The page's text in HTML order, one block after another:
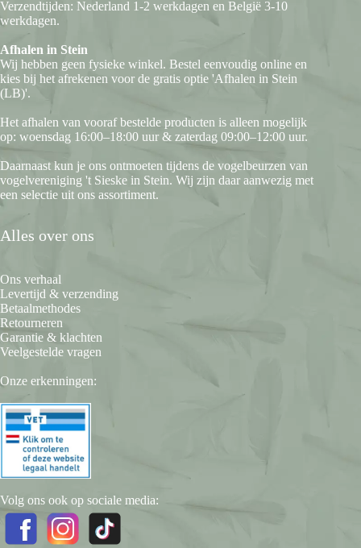
Verzendtijden: Nederland 1-2 werkdagen en België 3-10
werkdagen.
Afhalen in Stein
Wij hebben geen fysieke winkel. Bestel eenvoudig online en
kies bij het afrekenen voor de gratis optie 'Afhalen in Stein
(LB)'.
Het afhalen van vooraf bestelde producten is alleen mogelijk
op: woensdag 16:00–18:00 uur & zaterdag 09:00–12:00 uur.
Daarnaast kun je ons ontmoeten tijdens de vogelbeurzen van
vogelvereniging 't Sieske in Stein. Wij zijn daar aanwezig met
een selectie uit ons assortiment.
Alles over ons
Ons verhaal
Levertijd & verzending
Betaalmethodes
Retourneren
Garantie & klachten
Veelgestelde vragen
Onze erkenningen:
Volg ons ook op sociale media: